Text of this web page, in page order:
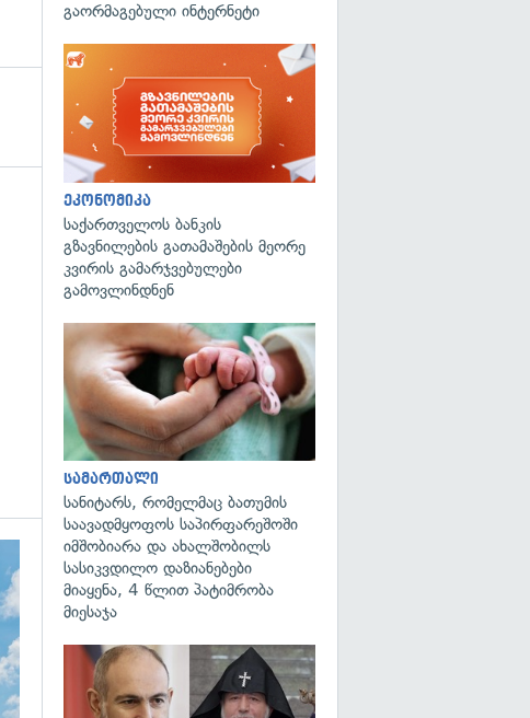
გადახედვა
გაორმაგებული ინტერნეტი
ეკონომიკა
საქართველოს ბანკის
გზავნილების გათამაშების მეორე
კვირის გამარჯვებულები
გამოვლინდნენ
სამართალი
სანიტარს, რომელმაც ბათუმის
საავადმყოფოს საპირფარეშოში
იმშობიარა და ახალშობილს
სასიკვდილო დაზიანებები
მიაყენა, 4 წლით პატიმრობა
მიესაჯა